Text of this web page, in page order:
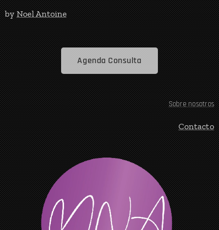
byNoel Antoine
Agenda Consulta
Sobre nosotros
Contacto